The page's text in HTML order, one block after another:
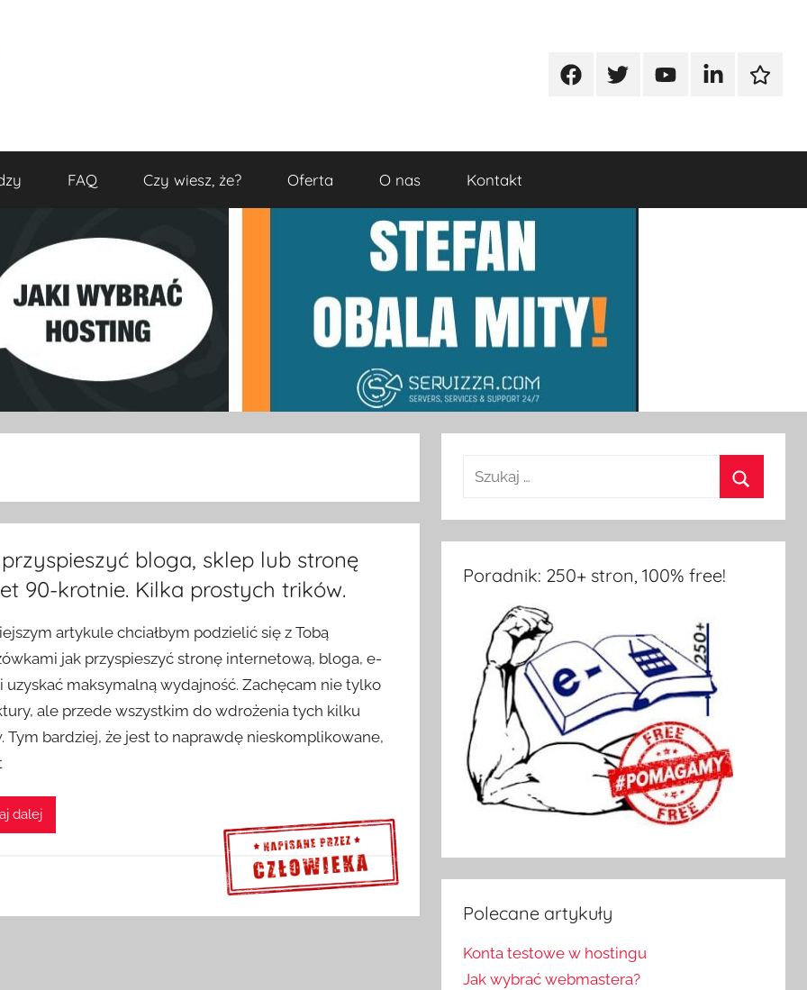
FacebookTwitterYoutubeLinkedinGoogle
FAQ Czy wiesz, że? Oferta O nas Kontakt
bloga, sklep lub stronę
90-krotnie. Kilka prostych trików.
artykule chciałbym podzielić się z Tobą
jak przyspieszyć stronę internetową, bloga, e-
uzyskać maksymalną wydajność. Zachęcam nie tylko
ale przede wszystkim do wdrożenia tych kilku
Tym bardziej, że jest to naprawdę nieskomplikowane,
dalej
Poradnik: 250+ stron, 100% free!
Polecane artykuły
Konta testowe w hostingu
Jak wybrać webmastera?